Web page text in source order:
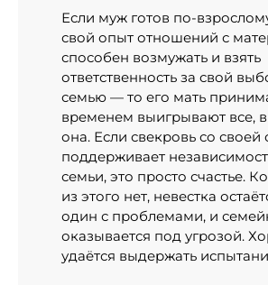
Если муж готов по-
свой опыт отношений с
способен возмужать и взять
ответственность за свой
семью — то его мать
временем выигрывают все,
она. Если свекровь со своей
поддерживает
семьи, это просто счастье.
из этого нет, невестка
один с проблемами, и
оказывается под угрозой.
удаётся выдержать